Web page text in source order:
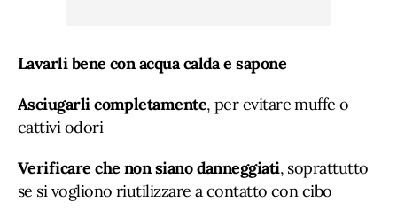
Lavarli bene con acqua calda e sapone
Asciugarli completamente, per evitare muffe o
cattivi odori
Verificare che non siano danneggiati, soprattutto
se si vogliono riutilizzare a contatto con cibo